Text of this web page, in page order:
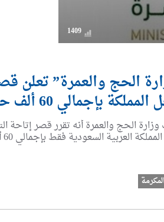
1409
الحج والعمرة” تعلن
بإجمالي 60 ألف حاج
العربية السعودية فقط بإجمالي 60 ألف حاج، وذلك في ظل ما يشهده العالم أجمع من ...